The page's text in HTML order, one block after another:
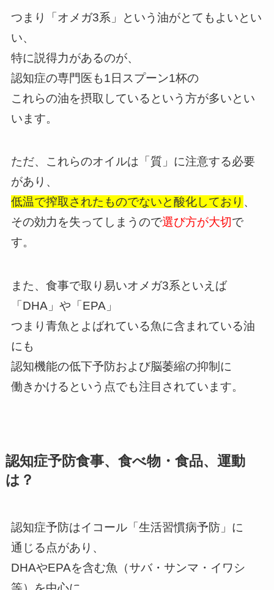
つまり「オメガ3系」という油がとてもよいとい
い、
特に説得力があるのが、
認知症の専門医も1日スプーン1杯の
これらの油を摂取しているという方が多いとい
います。
ただ、これらのオイルは「質」に注意する必要
があり、
低温で搾取されたものでないと酸化しており 、
その効力を失ってしまうので選び方が大切で
す。
また、食事で取り易いオメガ3系といえば
「DHA」や「EPA」
つまり青魚とよばれている魚に含まれている油
にも
認知機能の低下予防および脳萎縮の抑制に
働きかけるという点でも注目されています。
認知症予防食事、食べ物・食品、運動
は？
認知症予防はイコール「生活習慣病予防」に
通じる点があり、
DHAやEPAを含む魚（サバ・サンマ・イワシ